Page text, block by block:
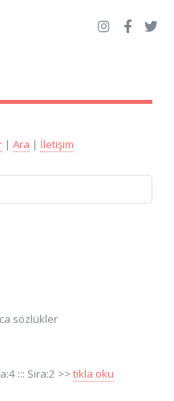
| Ara | İletişim
sözlükler
::: Sira:2 >>tikla oku